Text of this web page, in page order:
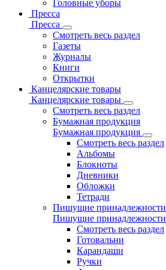
Головные уборы
Пресса
Пресса
Смотреть весь раздел
Газеты
Журналы
Книги
Открытки
Канцелярские товары
Канцелярские товары
Смотреть весь раздел
Бумажная продукция
Бумажная продукция
Смотреть весь раздел
Альбомы
Блокноты
Дневники
Обложки
Тетради
Пишущие принадлежности
Пишущие принадлежности
Смотреть весь раздел
Готовальни
Карандаши
Ручки